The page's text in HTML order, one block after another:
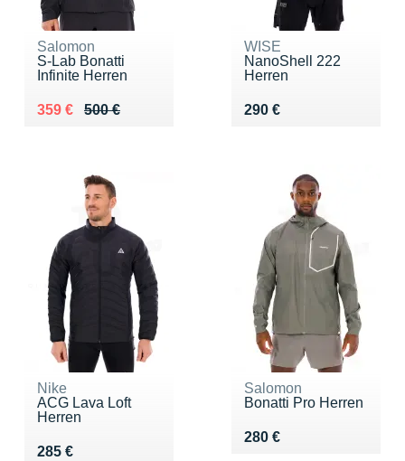
Salomon
S-Lab Bonatti
Infinite Herren
500 €
Au lieu de 500 €
359 €
Vendu 359 €
WISE
NanoShell 222
Herren
290 €
Vendu 290 €
Nike
ACG Lava Loft
Herren
285 €
Vendu 285 €
Salomon
Bonatti Pro Herren
280 €
Vendu 280 €